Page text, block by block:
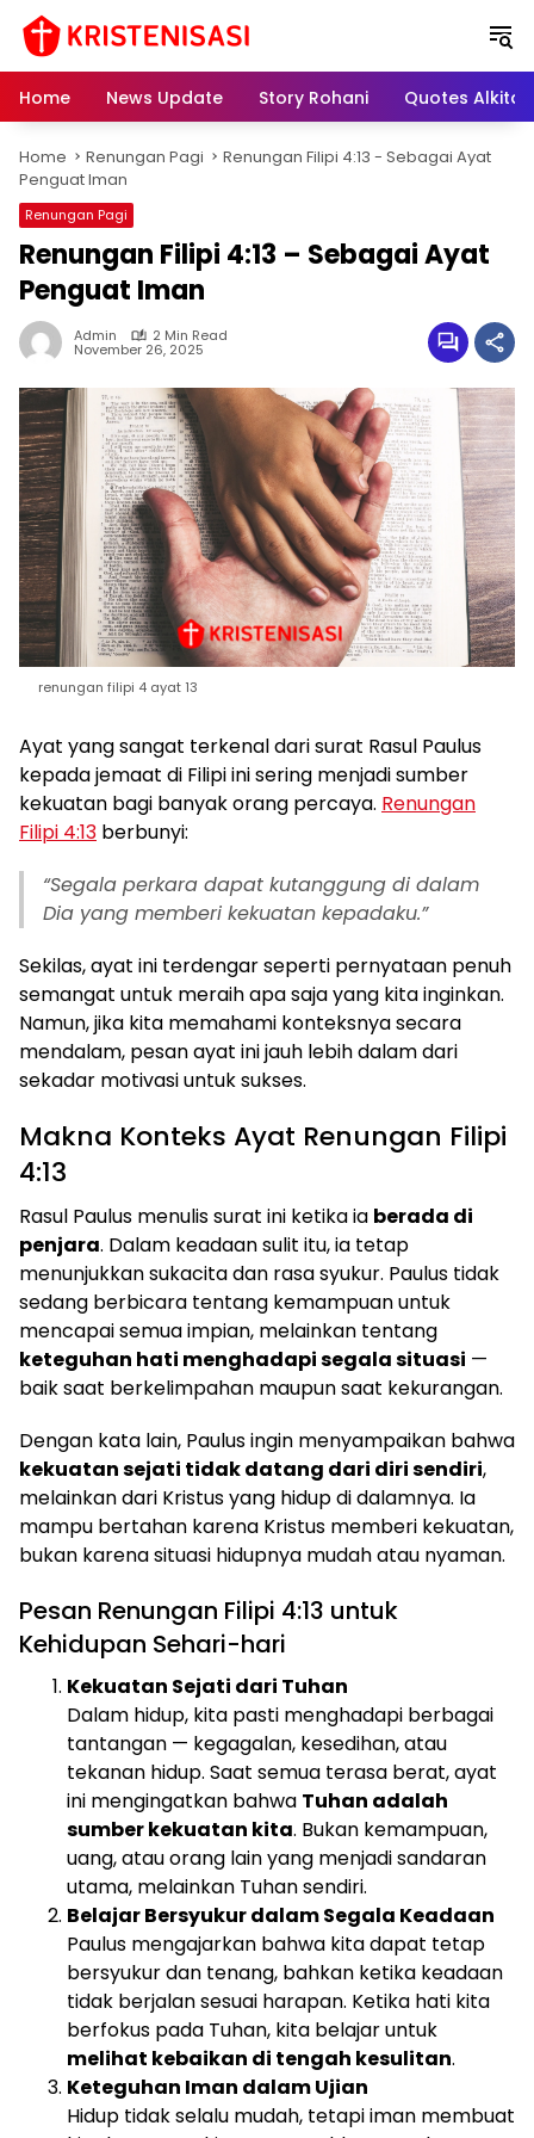
Home News Update Story Rohani Quotes Alkitab
Home Renungan Pagi
Renungan Filipi 4:13 - Sebagai Ayat
Penguat Iman
Renungan Pagi
Renungan Filipi 4:13 – Sebagai Ayat
Penguat Iman
Admin 2 Min Read
November 26, 2025
renungan filipi 4 ayat 13
Ayat yang sangat terkenal dari surat Rasul Paulus
kepada jemaat di Filipi ini sering menjadi sumber
kekuatan bagi banyak orang percaya. Renungan
Filipi 4:13 berbunyi:
“Segala perkara dapat kutanggung di dalam
Dia yang memberi kekuatan kepadaku.”
Sekilas, ayat ini terdengar seperti pernyataan penuh
semangat untuk meraih apa saja yang kita inginkan.
Namun, jika kita memahami konteksnya secara
mendalam, pesan ayat ini jauh lebih dalam dari
sekadar motivasi untuk sukses.
Makna Konteks Ayat Renungan Filipi
4:13
Rasul Paulus menulis surat ini ketika ia berada di
penjara. Dalam keadaan sulit itu, ia tetap
menunjukkan sukacita dan rasa syukur. Paulus tidak
sedang berbicara tentang kemampuan untuk
mencapai semua impian, melainkan tentang
keteguhan hati menghadapi segala situasi —
baik saat berkelimpahan maupun saat kekurangan.
Dengan kata lain, Paulus ingin menyampaikan bahwa
kekuatan sejati tidak datang dari diri sendiri,
melainkan dari Kristus yang hidup di dalamnya. Ia
mampu bertahan karena Kristus memberi kekuatan,
bukan karena situasi hidupnya mudah atau nyaman.
Pesan Renungan Filipi 4:13 untuk
Kehidupan Sehari-hari
Kekuatan Sejati dari Tuhan
Dalam hidup, kita pasti menghadapi berbagai
tantangan — kegagalan, kesedihan, atau
tekanan hidup. Saat semua terasa berat, ayat
ini mengingatkan bahwa Tuhan adalah
sumber kekuatan kita. Bukan kemampuan,
uang, atau orang lain yang menjadi sandaran
utama, melainkan Tuhan sendiri.
Belajar Bersyukur dalam Segala Keadaan
Paulus mengajarkan bahwa kita dapat tetap
bersyukur dan tenang, bahkan ketika keadaan
tidak berjalan sesuai harapan. Ketika hati kita
berfokus pada Tuhan, kita belajar untuk
melihat kebaikan di tengah kesulitan.
Keteguhan Iman dalam Ujian
Hidup tidak selalu mudah, tetapi iman membuat